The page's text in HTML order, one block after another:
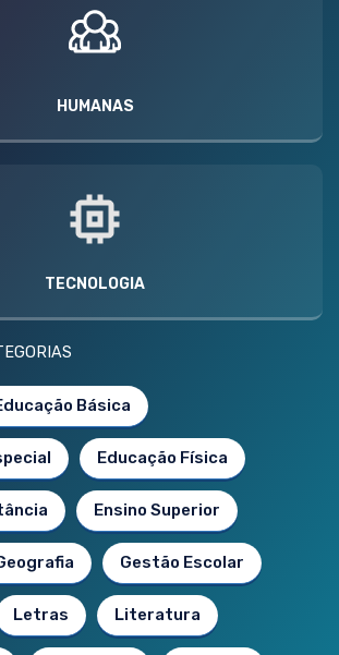
HUMANAS
TECNOLOGIA
Básica
Educação Física
Ensino Superior
Gestão Escolar
Letras Literatura